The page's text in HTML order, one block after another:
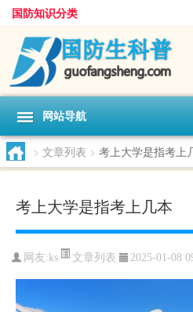
国防知识分类
网站导航
> 文章列表 > 考上大学是指考上
考上大学是指考上几本
网友:ks 文章列表 2025-01-08